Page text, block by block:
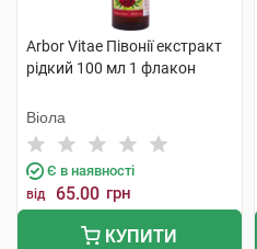
Arbor Vitae Півонії екстракт
рідкий 100 мл 1 флакон
Віола
Є в наявності
від 65.00 грн
КУПИТИ